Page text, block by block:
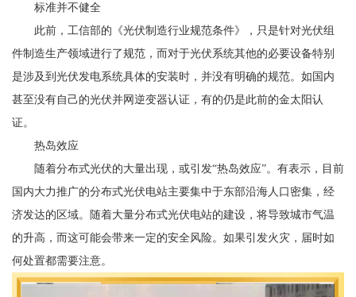
标准并不健全
此前，工信部的《光伏制造行业规范条件》，只是针对光伏组
件制造生产领域进行了规范，而对于光伏系统其他的必要设备特别
是涉及到光伏发电系统具体的安装时，并没有明确的规范。如国内
甚至没有自己的光伏并网逆变器认证，有的仍是此前的金太阳认
证。
热岛效应
随着分布式光伏的大量出现，或引发“热岛效应”。有表示，目前
国内大力推广的分布式光伏电站主要集中于东部沿海人口密集，经
济发达的区域。随着大量分布式光伏电站的建设，将导致城市气温
的升高，而这可能会带来一定的安全风险。如果引发火灾，届时如
何处置都需要注意。